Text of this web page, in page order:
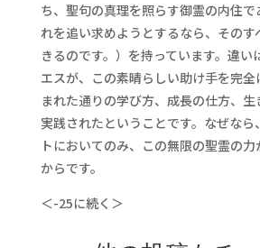
ち、聖句の真理を照らす御霊の内住で
れを追い求めようとするなら、そのす
きるのです。）を持っています。違い
エスが、この素晴らしい助け手を完
まれた通りの学び方、成長の仕方、
実践されたということです。なぜなら
トにおいてのみ、この無限の聖霊の
からです。
＜-25に続く＞